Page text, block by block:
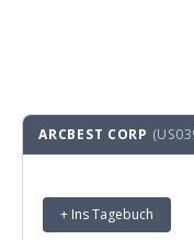
ARCBEST CORP
+ Ins Tagebuch